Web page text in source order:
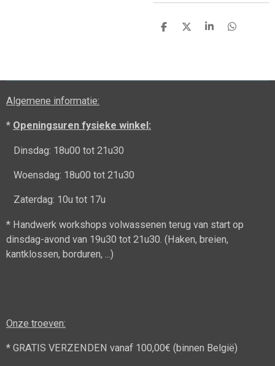
D
D
S
D
Algemene informatie:
* Openingsuren fysieke winkel:
Dinsdag: 18u00 tot 21u30
Woensdag: 18u00 tot 21u30
Zaterdag: 10u tot 17u
* Handwerk workshops volwassenen terug van start op
dinsdag-avond van 19u30 tot 21u30. (Haken, breien,
kantklossen, borduren, ...)
Onze troeven:
* GRATIS VERZENDEN vanaf 100,00€ (binnen België)